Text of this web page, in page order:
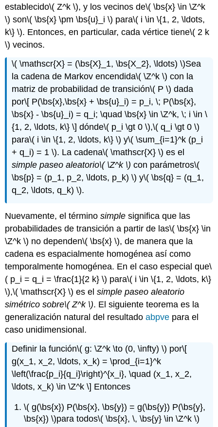
establecido\( Z^k \), y los vecinos de\( \bs{x} \in \Z^k
\) son\( \bs{x} \pm \bs{u}_i \) para\( i \in \{1, 2, \ldots,
k\} \). Entonces, en particular, cada vértice tiene\( 2 k
\) vecinos.
\( \mathscr{X} = (\bs{X}_1, \bs{X_2}, \ldots) \)Sea
la cadena de Markov encendida\( \Z^k \) con la
matriz de probabilidad de transición\( P \) dada
por\[ P(\bs{x},\bs{x} + \bs{u}_i) = p_i, \; P(\bs{x},
\bs{x} - \bs{u}_i) = q_i; \quad \bs{x} \in \Z^k, \; i \in \
{1, 2, \ldots, k\} \] dónde\( p_i \gt 0 \),\( q_i \gt 0 \)
para\( i \in \{1, 2, \ldots, k\} \) y\( \sum_{i=1}^k (p_i
+ q_i) = 1 \). La cadena\( \mathscr{X} \) es el
simple paseo aleatorio\( \Z^k \) con parámetros\(
\bs{p} = (p_1, p_2, \ldots, p_k) \) y\( \bs{q} = (q_1,
q_2, \ldots, q_k) \).
Nuevamente, el términosimple significa que las
probabilidades de transición a partir de las\( \bs{x} \in
\Z^k \) no dependen\( \bs{x} \), de manera que la
cadena es espacialmente homogénea así como
temporalmente homogénea. En el caso especial que\
( p_i = q_i = \frac{1}{2 k} \) para\( i \in \{1, 2, \ldots, k\}
\),\( \mathscr{X} \) es elsimple paseo aleatorio
simétrico sobre\( Z^k \). El siguiente teorema es la
generalización natural del resultadoabpve para el
caso unidimensional.
Definir la función\( g: \Z^k \to (0, \infty) \) por\[
g(x_1, x_2, \ldots, x_k) = \prod_{i=1}^k
\left(\frac{p_i}{q_i}\right)^{x_i}, \quad (x_1, x_2,
\ldots, x_k) \in \Z^k \] Entonces
\( g(\bs{x}) P(\bs{x}, \bs{y}) = g(\bs{y}) P(\bs{y},
\bs{x}) \)para todos\( \bs{x}, \, \bs{y} \in \Z^k \)